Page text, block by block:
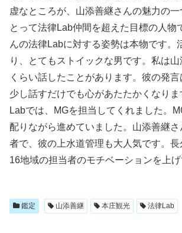
虚なところが、山添善継さんの魅力の
とって法律Lab仲間を超えた目標の人物
んの法律Labに対する姿勢は本物です。
り、とてもストイックな男です。私は
くらい話したことがあります。彼の発言
少し話すだけでも心があたたかくなり
Labでは、MGを担当してくれました。
配りながら進めていました。山添善継
者で、彼の上水道管理も大人気です。
16地域の担当者のモチベーションを上げ
鑑定 山添善継 本庄観光 法律Lab